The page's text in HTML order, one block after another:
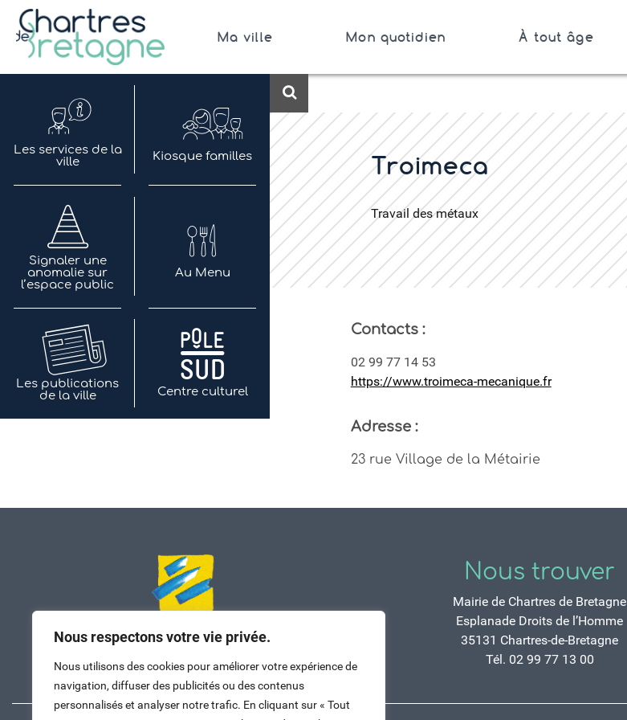
Nous respectons votre vie privée.
Nous utilisons des cookies pour améliorer votre expérience de
navigation, diffuser des publicités ou des contenus
personnalisés et analyser notre trafic. En cliquant sur « Tout
Aller
contenu
Bienvenue sur le site de la ville de Chartres de Bretagne
Ville Zéro phyto / 4 fleurs
Ma ville Mon quotidien À tout âge
Rechercher
Troimeca
Travail des métaux
Contacts :
02 99 77 14 53
https://www.troimeca-mecanique.fr
Adresse :
23 rue Village de la Métairie
Les services de la
ville
Kiosque familles
Signaler une
anomalie sur
l’espace public
Au Menu
Les publications
de la ville
Centre culturel
Nous contacter
Nous trouver
Mairie de Chartres de Bretagne
Esplanade Droits de l’Homme
35131 Chartres-de-Bretagne
Tél. 02 99 77 13 00